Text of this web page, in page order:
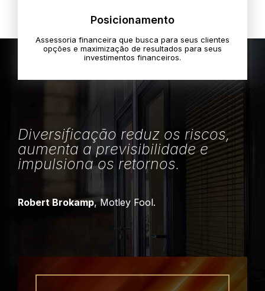
Posicionamento
Assessoria financeira que busca para seus clientes
opções e maximização de resultados para seus
investimentos financeiros.
Diversificação reduz os riscos,
aumenta a previsibilidade e
impulsiona os retornos.
Robert Brokamp, Motley Fool.